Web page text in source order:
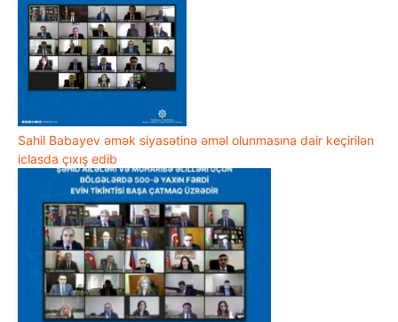
Sahil Babayev əmək siyasətinə əməl olunmasına dair keçirilən
iclasda çıxış edib